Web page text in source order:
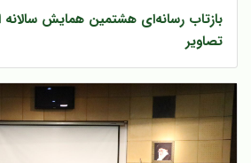
بازتاب رسانه‌ای هشتمین همایش سالانه
تصاویر